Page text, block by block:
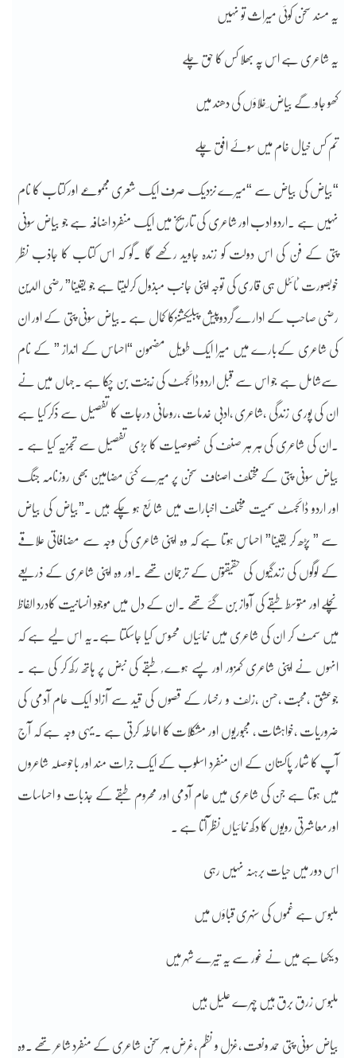
یہ مسند سخن کوئی میراث تو نہیں
یہ شاعری ہے اس پہ بھلا کس کا حق چلے
کھو جاو ٔ گے بیاض ؔ خلاؤں کی دھند میں
تم کس خیال خام میں سوۓ افق چلے
“بیاض کی بیاض سے “میرے نزدیک صرف ایک شعری مجموعے اور کتاب کا نام
نہیں ہے ۔اردو ادب اور شاعری کی تاریخ میں ایک منفرد اضافہ ہے جو بیاض سونی
پتی کے فن کی اس دولت کو زندہ جاوید رکھے گا ۔گو کہ اس کتاب کا جاذب نظر
خوبصورت ٹائٹل ہی قاری کی توجہ اپنی جانب مبذول کرلیتا ہے جو یقینا” رضی الدین
رضی صاحب کے ادارے گردوپیش پبلیکشنزکا کمال ہے ۔بیاض سونی پتی کے اور ان
کی شاعری کےبارے میں میرا ایک طویل مضمون “احساس کے انداز ” کے نام
سےشامل ہے جو اس سے قبل اردو ڈائجسٹ کی زینت بن چکا ہے ۔جہاں میں نے
ان کی پوری زندگی ،شاعری ،ادبی خدمات ،روحانی درجات کا تفصیل سے ذکر کیا ہے
۔ان کی شاعری کی ہر ہر صنف کی خصوصیات کا بڑی تفصیل سے تجزیہ کیا ہے ۔
بیاض سونی پتی کے مختلف اصناف سخن پر میرے کئی مضامین بھی روزنامہ جنگ
اور اردو ڈائجسٹ سمیت مختلف اخبارات میں شائع ہو چکے ہیں ۔”بیاض کی بیاض
سے ” پڑھ کر یقینا” احساس ہوتا ہے کہ وہ اپنی شاعری کی وجہ سے مضافاتی علاقے
کے لوگوں کی زندگیوں کی حقیقتوں کے ترجمان تھے ۔اور وہ اپنی شاعری کے ذریعے
نچلے اور متوسط طبقے کی آواز بن گئے تھے ۔ان کے دل میں موجود انسانیت کادرد الفاظ
میں سمٹ کر ان کی شاعری میں نمائیاں محسوس کیا جاسکتا ہے۔یہ اس لیے ہے کہ
انہوں نے اپنی شاعری کمزور اور پسے ہوے ُ طبقے کی نبض پر ہاتھ رکھ کر کی ہے ۔
جوعشق ،محبت ،حسن ،زلف و رخسار کے قصوں کی قید سے آزاد ایک عام آدمی کی
ضروریات ،خواہشات ، مجبوریوں اور مشکلات کا احاطہ کرتی ہے ۔یہی وجہ ہے کہ آج
آپ کا شمار پاکستان کے ان منفرد اسلوب کے ایک جرات مند اور باحوصلہ شاعروں
میں ہوتا ہے جن کی شاعری میں عام آدمی اور محروم طبقے کے جذبات و احساسات
اور معاشرتی رویوں کا دکھ نمائیاں نظر آتا ہے ۔
اس دور میں حیات برہنہ نہیں رہی
ملبوس ہے غموں کی سنہری قباؤں میں
دیکھا ہے میں نے غور سے یہ تیرے شہر میں
ملبوس زرق برق ہیں چہرے علیل ہیں
بیاض سونی پتی حمد ونعت ،غزل و نظم ،غرض ہر سخن شاعری کے منفرد شاعر تھے ۔وہ